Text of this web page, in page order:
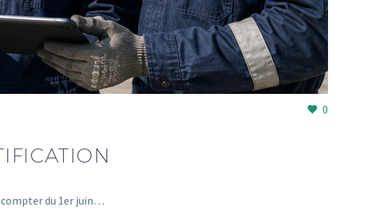
0
compter du 1er juin…